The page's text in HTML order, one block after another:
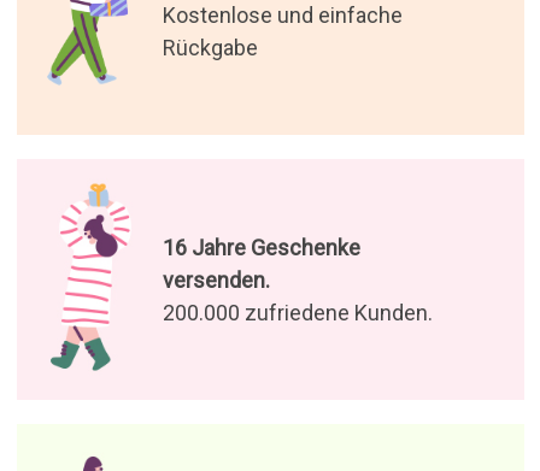
Kostenlose und einfache
Rückgabe
16 Jahre Geschenke
versenden.
200.000 zufriedene Kunden.